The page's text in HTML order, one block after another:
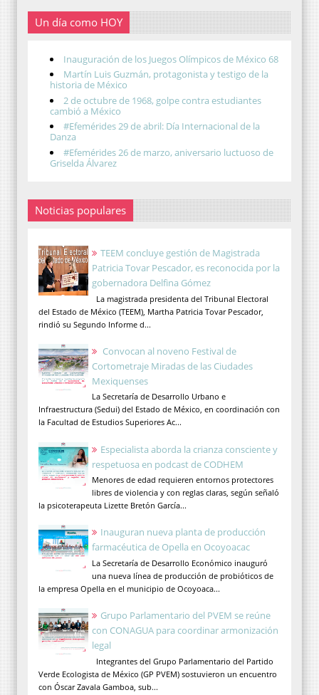
Un día como HOY
Inauguración de los Juegos Olímpicos de México 68
Martín Luis Guzmán, protagonista y testigo de la
historia de México
2 de octubre de 1968, golpe contra estudiantes
cambió a México
#Efemérides 29 de abril: Día Internacional de la
Danza
#Efemérides 26 de marzo, aniversario luctuoso de
Griselda Álvarez
Noticias populares
TEEM concluye gestión de Magistrada
Patricia Tovar Pescador, es reconocida por la
gobernadora Delfina Gómez
La magistrada presidenta del Tribunal Electoral
del Estado de México (TEEM), Martha Patricia Tovar Pescador,
rindió su Segundo Informe d...
Convocan al noveno Festival de
Cortometraje Miradas de las Ciudades
Mexiquenses
La Secretaría de Desarrollo Urbano e
Infraestructura (Sedui) del Estado de México, en coordinación con
la Facultad de Estudios Superiores Ac...
Especialista aborda la crianza consciente y
respetuosa en podcast de CODHEM
Menores de edad requieren entornos protectores
libres de violencia y con reglas claras, según señaló
la psicoterapeuta Lizette Bretón García...
Inauguran nueva planta de producción
farmacéutica de Opella en Ocoyoacac
La Secretaría de Desarrollo Económico inauguró
una nueva línea de producción de probióticos de
la empresa Opella en el municipio de Ocoyoaca...
Grupo Parlamentario del PVEM se reúne
con CONAGUA para coordinar armonización
legal
Integrantes del Grupo Parlamentario del Partido
Verde Ecologista de México (GP PVEM) sostuvieron un encuentro
con Óscar Zavala Gamboa, sub...